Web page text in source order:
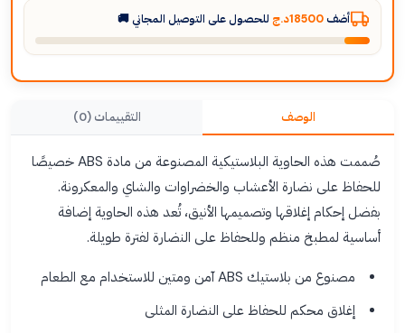
أضف 18500د.ج للحصول على التوصيل المجاني 🚚
الوصف التقييمات (0)
صُممت هذه الحاوية البلاستيكية المصنوعة من مادة ABS خصيصًا
للحفاظ على نضارة الأعشاب والخضراوات والشاي والمعكرونة.
بفضل إحكام إغلاقها وتصميمها الأنيق، تُعد هذه الحاوية إضافة
أساسية لمطبخ منظم وللحفاظ على النضارة لفترة طويلة.
مصنوع من بلاستيك ABS آمن ومتين للاستخدام مع الطعام
إغلاق محكم للحفاظ على النضارة المثلى